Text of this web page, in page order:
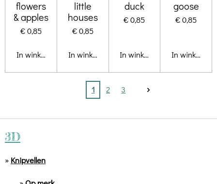
flowers
& apples
€ 0,85
In winkelwagen
little
houses
€ 0,85
In winkelwagen
duck
€ 0,85
In winkelwagen
goose
€ 0,85
In
1 2 3
3D
» Knipvellen